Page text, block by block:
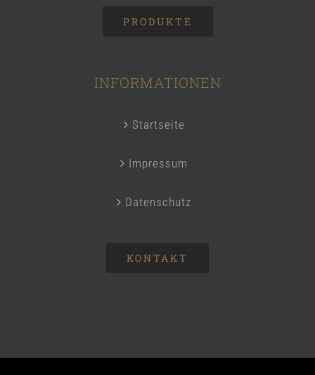
PRODUKTE
INFORMATIONEN
Startseite
Impressum
Datenschutz
KONTAKT